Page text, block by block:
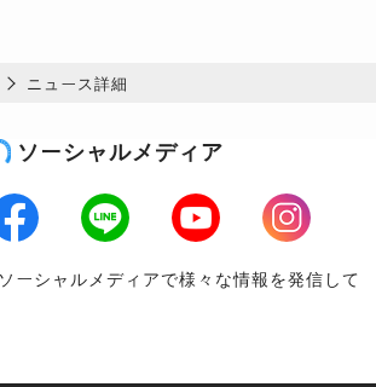
ニュース詳細
ソーシャルメディア
Facebook LINE Youtube
Instagram
ーシャルメディアで様々な情報を発信して